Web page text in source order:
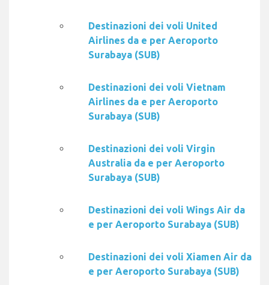
Destinazioni dei voli United
Airlines da e per Aeroporto
Surabaya (SUB)
Destinazioni dei voli Vietnam
Airlines da e per Aeroporto
Surabaya (SUB)
Destinazioni dei voli Virgin
Australia da e per Aeroporto
Surabaya (SUB)
Destinazioni dei voli Wings Air da
e per Aeroporto Surabaya (SUB)
Destinazioni dei voli Xiamen Air da
e per Aeroporto Surabaya (SUB)